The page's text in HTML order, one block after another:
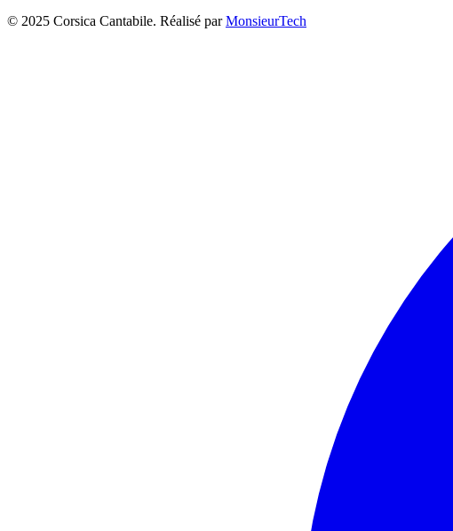
© 2025 Corsica Cantabile. Réalisé parMonsieurTech